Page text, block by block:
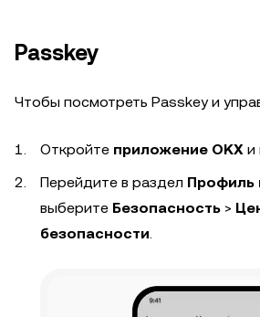
Passkey
Чтобы посмотреть Passkey и
Откройте приложение OKX и
Перейдите в раздел Профиль
выберите Безопасность >
безопасности.